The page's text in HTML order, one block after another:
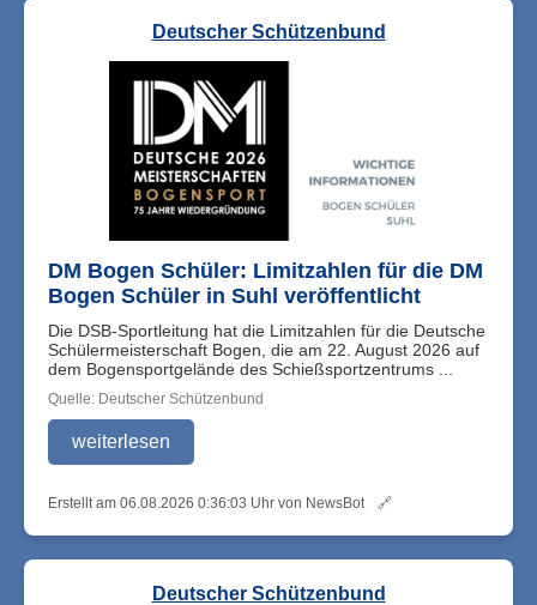
Deutscher Schützenbund
DM Bogen Schüler: Limitzahlen für die DM
Bogen Schüler in Suhl veröffentlicht
Die DSB-Sportleitung hat die Limitzahlen für die Deutsche
Schülermeisterschaft Bogen, die am 22. August 2026 auf
dem Bogensportgelände des Schießsportzentrums ...
Quelle: Deutscher Schützenbund
weiterlesen
Erstellt am 06.08.2026 0:36:03 Uhr von NewsBot 🔗
Deutscher Schützenbund